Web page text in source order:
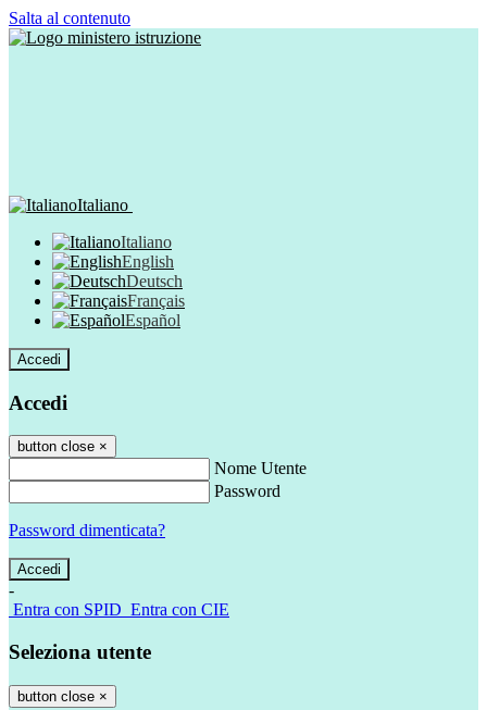
Salta al contenuto
Italiano
Italiano
English
Deutsch
Français
Español
Accedi
Accedi
button close ×
Nome Utente
Password
Password dimenticata?
-
Entra con SPID Entra con CIE
Seleziona utente
button close ×